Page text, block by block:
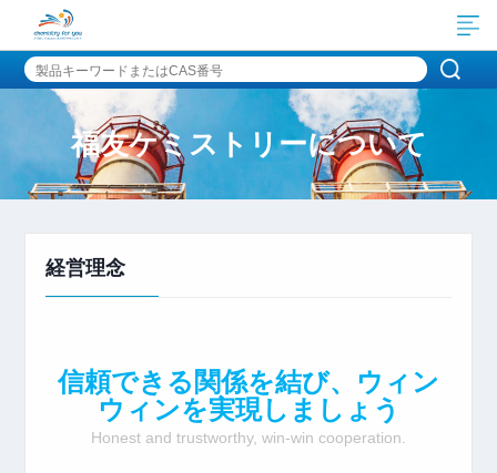
福友ケミストリーについて
経営理念
信頼できる関係を結び、ウィン
ウィンを実現しましょう
Honest and trustworthy, win-win cooperation.